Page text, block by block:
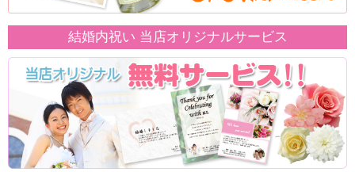
結婚内祝い 当店オリジナルサービス